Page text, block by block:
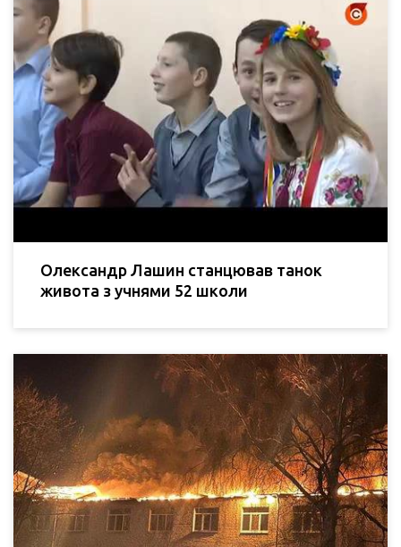
Олександр Лашин станцював танок
живота з учнями 52 школи